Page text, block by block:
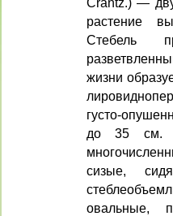
растение
Стебель
жизни
густо-
до 35 см.
сизые,
оваль­ные,